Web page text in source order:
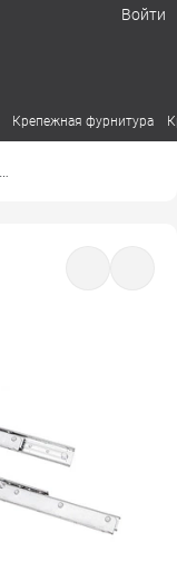
Войти
Крепежная фурнитура